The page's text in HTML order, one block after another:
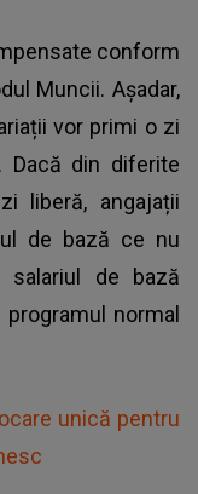
conform
Muncii. Așadar,
vor primi o zi
Dacă din diferite
liberă, angajații
de bază ce nu
de bază
normal
unică pentru